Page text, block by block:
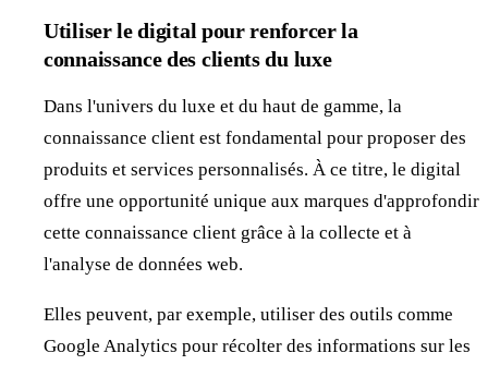
Utiliser le digital pour renforcer la
connaissance des clients du luxe
Dans l'univers du luxe et du haut de gamme, la
connaissance client est fondamental pour proposer des
produits et services personnalisés. À ce titre, le digital
offre une opportunité unique aux marques d'approfondir
cette connaissance client grâce à la collecte et à
l'analyse de données web.
Elles peuvent, par exemple, utiliser des outils comme
Google Analytics pour récolter des informations sur les